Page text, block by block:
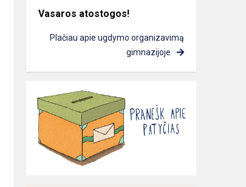
Vasaros atostogos!
Plačiau apie ugdymo organizavimą
gimnazijoje